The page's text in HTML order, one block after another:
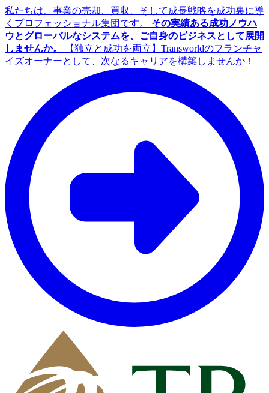
私たちは、事業の売却、買収、そして成長戦略を成功裏に導
くプロフェッショナル集団です。 その実績ある成功ノウハ
ウとグローバルなシステムを、ご自身のビジネスとして展開
しませんか。
【独立と成功を両立】Transworldのフランチャ
イズオーナーとして、次なるキャリアを構築しませんか！